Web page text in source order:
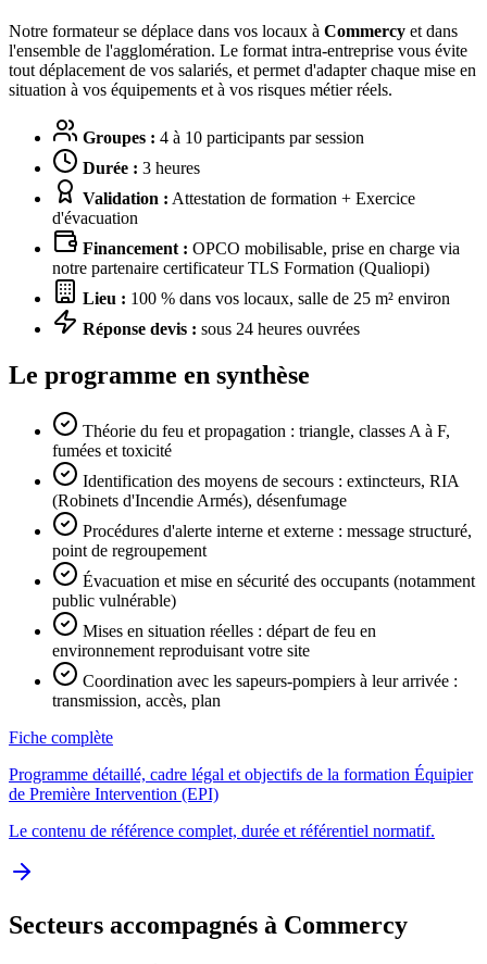
Notre formateur se déplace dans vos locaux à Commercy et dans
l'ensemble de l'agglomération. Le format intra-entreprise vous évite
tout déplacement de vos salariés, et permet d'adapter chaque mise en
situation à vos équipements et à vos risques métier réels.
Groupes : 4 à 10 participants par session
Durée : 3 heures
Validation : Attestation de formation + Exercice
d'évacuation
Financement : OPCO mobilisable, prise en charge via
notre partenaire certificateur TLS Formation (Qualiopi)
Lieu : 100 % dans vos locaux, salle de 25 m² environ
Réponse devis : sous 24 heures ouvrées
Le programme en synthèse
Théorie du feu et propagation : triangle, classes A à F,
fumées et toxicité
Identification des moyens de secours : extincteurs, RIA
(Robinets d'Incendie Armés), désenfumage
Procédures d'alerte interne et externe : message structuré,
point de regroupement
Évacuation et mise en sécurité des occupants (notamment
public vulnérable)
Mises en situation réelles : départ de feu en
environnement reproduisant votre site
Coordination avec les sapeurs-pompiers à leur arrivée :
transmission, accès, plan
Fiche complète
Programme détaillé, cadre légal et objectifs de la formation Équipier
de Première Intervention (EPI)
Le contenu de référence complet, durée et référentiel normatif.
Secteurs accompagnés à Commercy